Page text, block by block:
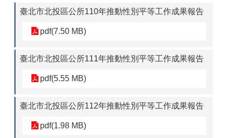
臺北市北投區公所110年推動性別平等工作成果報告
pdf(7.50 MB)
臺北市北投區公所111年推動性別平等工作成果報告
pdf(5.55 MB)
臺北市北投區公所112年推動性別平等工作成果報告
pdf(1.98 MB)